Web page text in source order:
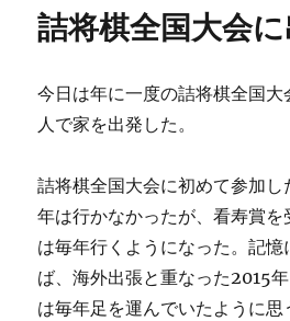
詰将棋全国大会
今日は年に一度の詰将棋全国
人で家を出発した。
詰将棋全国大会に初めて参加
年は行かなかったが、看寿賞
は毎年行くようになった。記
ば、海外出張と重なった2015
は毎年足を運んでいたように